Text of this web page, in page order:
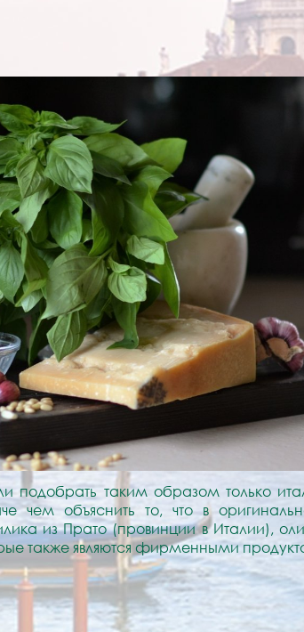
подобрать таким образом только
чем объяснить то, что в
из Прато (провинции в Италии),
также являются фирменными